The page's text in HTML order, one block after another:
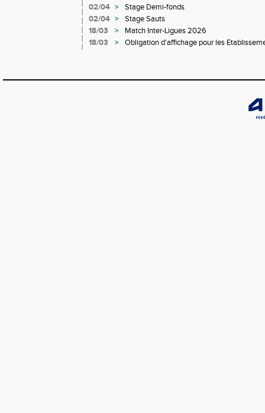
02/04 >
Stage Demi-fonds
02/04 >
Stage Sauts
18/03
>
Match Inter-Ligues 2026
18/03
>
Obligation d'affichage pour les